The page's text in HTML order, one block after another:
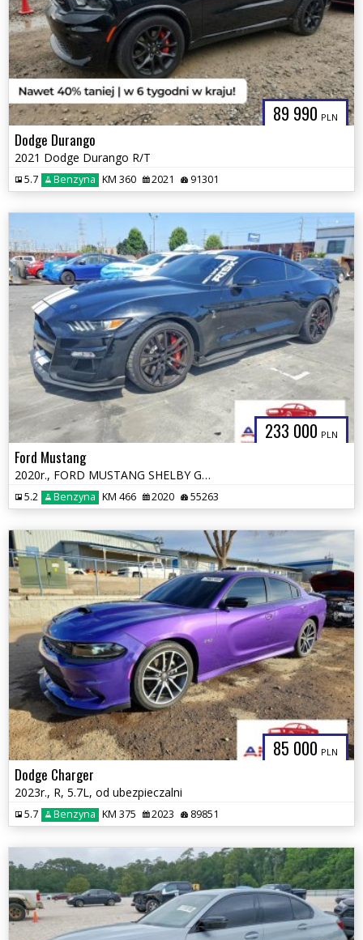
89 990 PLN
Dodge Durango
2021 Dodge Durango R/T
5.7 Benzyna KM 360 2021 91301
233 000 PLN
Ford Mustang
2020r., FORD MUSTANG SHELBY GT500, 5.2L, od ubezpieczalni
5.2 Benzyna KM 466 2020 55263
85 000 PLN
Dodge Charger
2023r., R, 5.7L, od ubezpieczalni
5.7 Benzyna KM 375 2023 89851